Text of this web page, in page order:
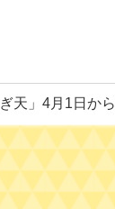
天」4月1日か